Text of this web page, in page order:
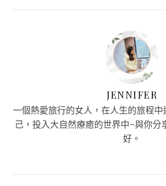
JENNIFER
一個熱愛旅行的女人，在人生的旅程
己，投入大自然療癒的世界中~與你分
好。